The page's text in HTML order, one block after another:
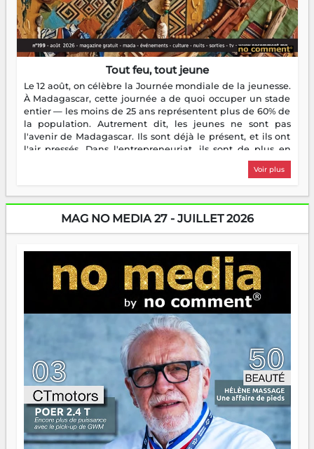
Tout feu, tout jeune
Le 12 août, on célèbre la Journée mondiale de la jeunesse.
À Madagascar, cette journée a de quoi occuper un stade
entier — les moins de 25 ans représentent plus de 60% de
la population. Autrement dit, les jeunes ne sont pas
l'avenir de Madagascar. Ils sont déjà le présent, et ils ont
l'air pressés. Dans l'entrepreneuriat, ils sont de plus en
plus nombreux à se lancer, à créer, à risquer — souvent
sans filet, souvent sans aide, mais toujours avec cette
dorment vraiment la nuit. En culture, les nouvelles sont
encore meilleures. Aina Rasamoelina vient de décrocher le
Prix RFI Instrumental Afrique. Miangaly Elia rafle le Prix
jeunes qui tiennent la torche. Alors oui, on pourrait
s'arrêter là, applaudir et rentrer chez soi satisfait. Mais ce
serait passer à côté d'une chose essentielle. La fougue, ça
brûle fort — et parfois, ça brûle vite. Une flamme sans
direction peut éclairer autant qu'elle peut consumer. C'est
là que les aînés entrent en scène — pas pour reprendre le
gouvernail, mais pour montrer où sont les récifs. Les jeunes
ont la force, les vieux ont l'expérience, comme on dit. Ce
n'est pas un combat de générations — c'est une question
d'équipage. Partagez vos réussites, mais aussi vos échecs.
Surtout vos échecs, d'ailleurs — ils enseignent mieux que
n'importe quel manuel. À Madagascar, la barque avance.
Il faut juste s'assurer que tout le monde rame dans le
même sens.
Voir plus
MAG NO MEDIA 27 - JUILLET 2026